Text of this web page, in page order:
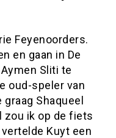
Feyenoorders.
en gaan in De
Sliti te
oud-speler van
Shaqueel
zou ik op de fiets
Kuyt een